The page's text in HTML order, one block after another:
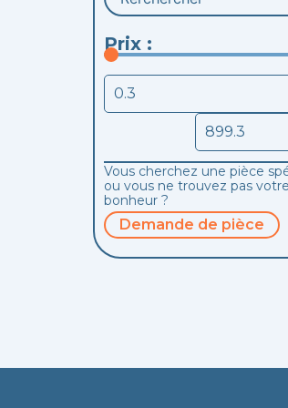
Prix :
Vous cherchez une pièce
ou vous ne trouvez pas votre
bonheur ?
Demande de pièce